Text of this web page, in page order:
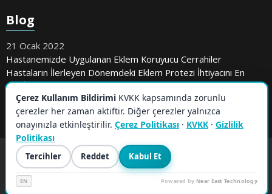
Blog
21 Ocak 2022
Hastanemizde Uygulanan Eklem Koruyucu Cerrahiler
Hastaların İlerleyen Dönemdeki Eklem Protezi İhtiyacını En
Aza İndiriyor
Çerez Kullanım Bildirimi KVKK kapsamında zorunlu
çerezler her zaman aktiftir. Diğer çerezler yalnızca
onayınızla etkinleştirilir. Çerez Politikası · KVKK · Gizlilik
Politikası
Tercihler Reddet Kabul Et
EN Powered by Near East Technology